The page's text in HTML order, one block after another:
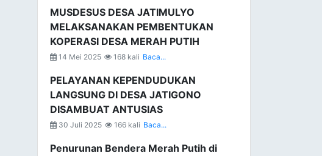
MUSDESUS DESA JATIMULYO
MELAKSANAKAN PEMBENTUKAN
KOPERASI DESA MERAH PUTIH
14 Mei 2025 168 kali Baca...
PELAYANAN KEPENDUDUKAN
LANGSUNG DI DESA JATIGONO
DISAMBUAT ANTUSIAS
30 Juli 2025 166 kali Baca...
Penurunan Bendera Merah Putih di